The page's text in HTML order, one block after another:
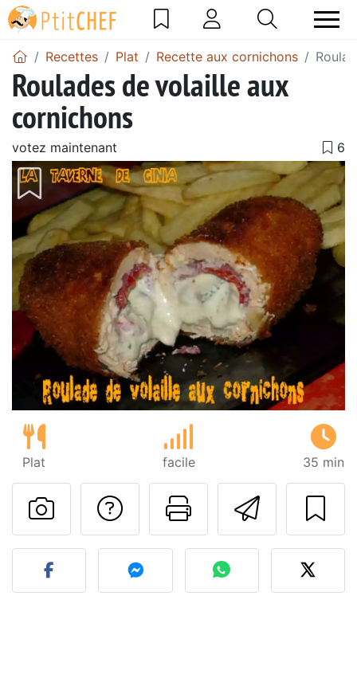
Recettes Plat Recette aux cornichons
Roulades de volaille aux
cornichons
votez maintenant
Plat facile 35 min
Imprimer
Poser une
Publier votre photo de